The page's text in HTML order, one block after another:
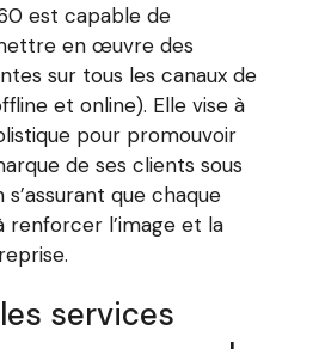
est capable de
en œuvre des
sur tous les canaux de
et online). Elle vise à
pour promouvoir
de ses clients sous
s’assurant que chaque
l’image et la
services